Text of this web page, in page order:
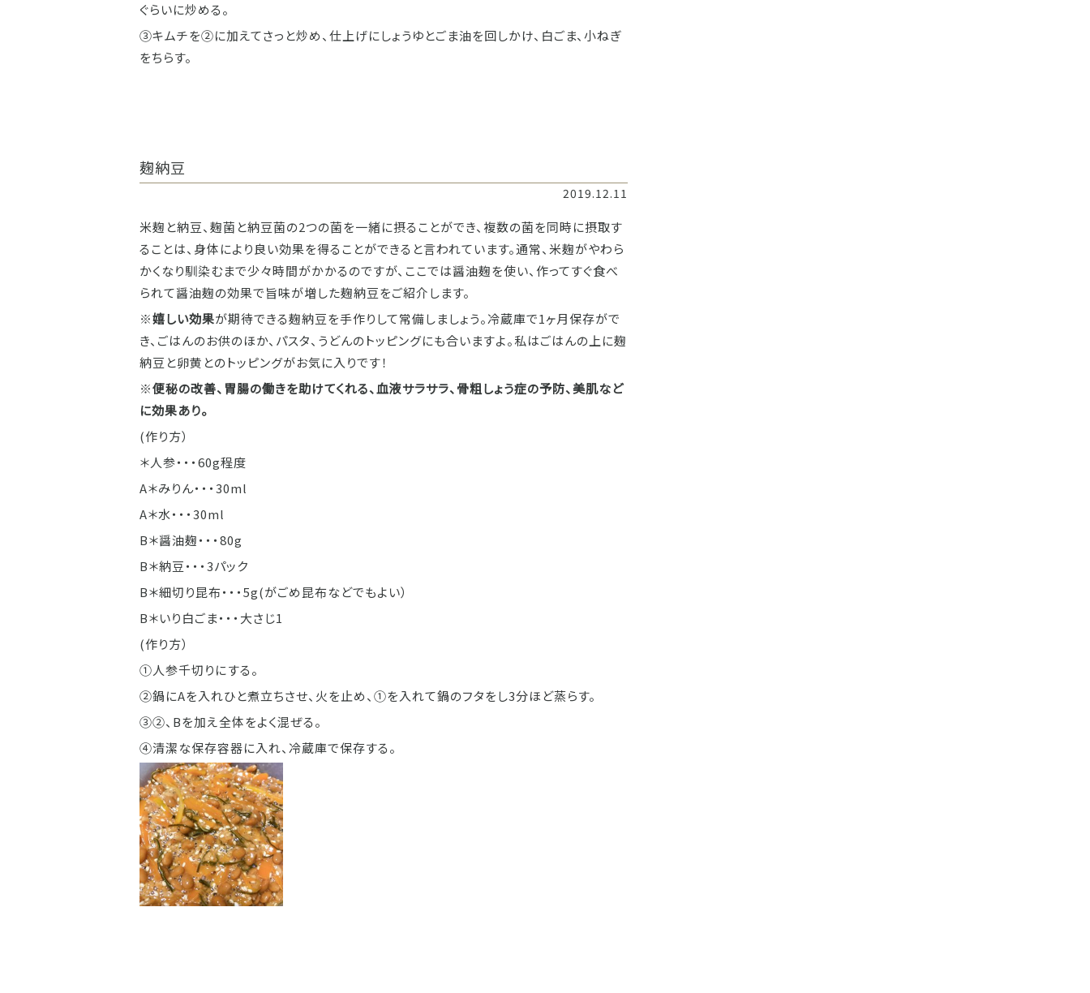
ぐらいに炒める。
③キムチを②に加えてさっと炒め、仕上げにしょうゆとごま油を回しかけ、白ごま、小ねぎ
をちらす。
麹納豆
2019.12.11
米麹と納豆、麹菌と納豆菌の2つの菌を一緒に摂ることができ、複数の菌を同時に摂取す
ることは、身体により良い効果を得ることができると言われています。通常、米麹がやわら
かくなり馴染むまで少々時間がかかるのですが、ここでは醤油麹を使い、作ってすぐ食べ
られて醤油麹の効果で旨味が増した麹納豆をご紹介します。
※嬉しい効果が期待できる麹納豆を手作りして常備しましょう。冷蔵庫で1ヶ月保存がで
き、ごはんのお供のほか、パスタ、うどんのトッピングにも合いますよ。私はごはんの上に麹
納豆と卵黄とのトッピングがお気に入りです！
※便秘の改善、胃腸の働きを助けてくれる、血液サラサラ、骨粗しょう症の予防、美肌など
に効果あり。
(作り方）
＊人参・・・60g程度
A＊みりん・・・30ml
A＊水・・・30ml
B＊醤油麹・・・80g
B＊納豆・・・3パック
B＊細切り昆布・・・5g(がごめ昆布などでもよい）
B＊いり白ごま・・・大さじ1
(作り方）
①人参千切りにする。
②鍋にAを入れひと煮立ちさせ、火を止め、①を入れて鍋のフタをし3分ほど蒸らす。
③②、Bを加え全体をよく混ぜる。
④清潔な保存容器に入れ、冷蔵庫で保存する。